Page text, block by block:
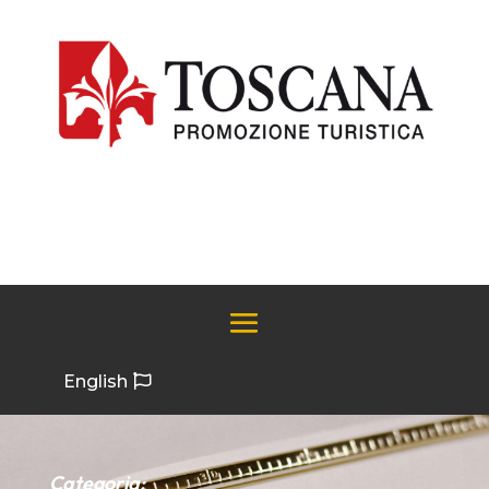
English
Categoria: